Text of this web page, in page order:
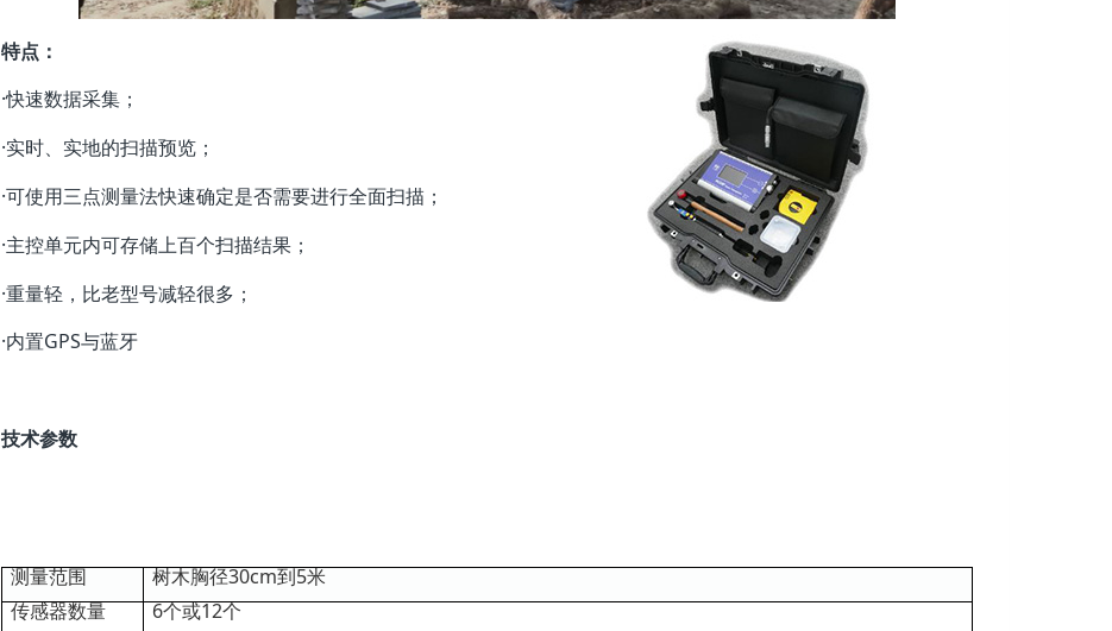
特点：
·快速数据采集；
·实时、实地的扫描预览；
·可使用三点测量法快速确定是否需要进行全面扫描；
·主控单元内可存储上百个扫描结果；
·重量轻，比老型号减轻很多；
·内置GPS与蓝牙
技术参数
测量范围
树木胸径30cm到5米
传感器数量
6个或12个